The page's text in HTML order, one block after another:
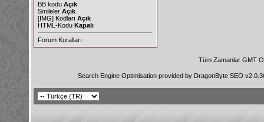
BB kodu Açık
Smileler Açık
[IMG] Kodları Açık
HTML-Kodu Kapalı
Forum Kuralları
Tüm Zamanlar GMT
Search Engine Optimisation provided by DragonByte SEO